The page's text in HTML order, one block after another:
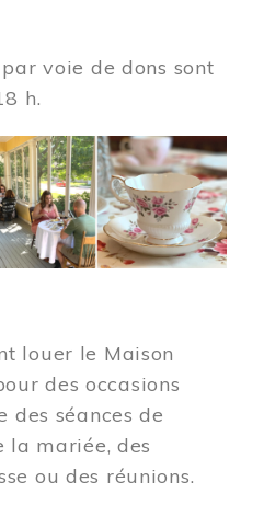
voie de dons sont
h.
louer le Maison
des occasions
des séances de
la mariée, des
ou des réunions.